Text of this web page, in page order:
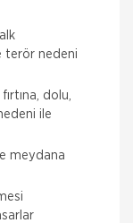
terör nedeni
dolu,
ile
meydana